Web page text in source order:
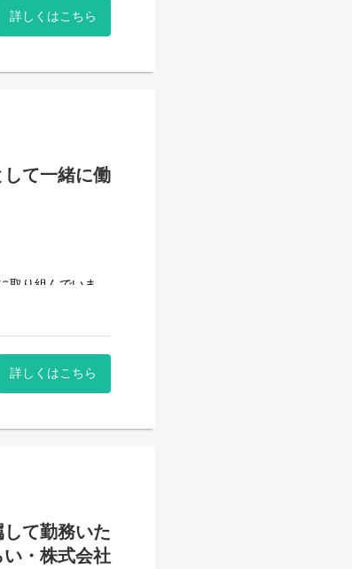
目指す、または
くサービス管理
っていただくこ
業務
。）
環境を整え業務
詳しくはこちら
て一緒に働
取り組んでいま
サービス。
理責任者を募集し
詳しくはこちら
て勤務いた
・株式会社